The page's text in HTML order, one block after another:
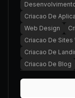
Criacao De
Web Design
Criacao De
Criacao De
Criacao De Blog